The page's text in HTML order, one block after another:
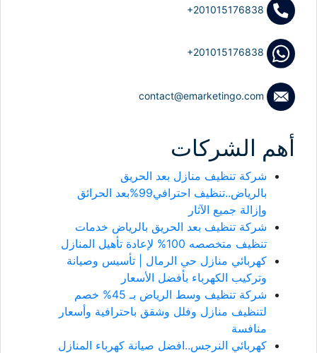
+201015176838
+201015176838
contact@emarketingo.com
أهم الشركات
شركة تنظيف منازل بعد الحريق
بالرياض..تنظيف احترافي99%بعد الحرائق
وإزالة جميع الآثار
شركة تنظيف بعد الحريق بالرياض خدمات
تنظيف متخصصه 100% لإعادة تأهيل المنازل
كهربائي منازل حي الرمال | تأسيس وصيانة
وتركيب الكهرباء بأفضل الأسعار
شركة تنظيف وسط الرياض بـ 45% خصم
لتنظيف منازل وفلل وشقق باحترافية وأسعار
منافسة
كهربائي النرجس..افضل صيانة كهرباء المنازل